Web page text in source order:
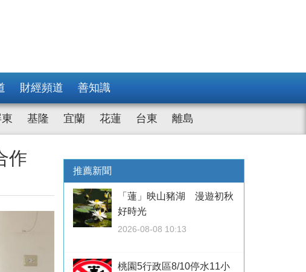
財經頻道 善知識
東 基隆 宜蘭 花蓮 台東 離島
作
推薦新聞
「蓮」映山豬湖 漫遊初秋
好時光
2026-08-08 10:13
桃園5行政區8/10停水11小